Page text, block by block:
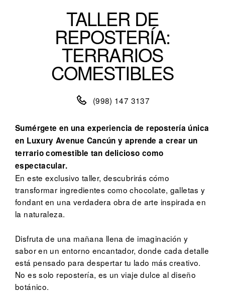
TALLER DE
REPOSTERÍA:
TERRARIOS
COMESTIBLES
(998) 147 3137
Sumérgete en una experiencia de repostería única
en Luxury Avenue Cancún y aprende a crear un
terrario comestible tan delicioso como
espectacular.
En este exclusivo taller, descubrirás cómo
transformar ingredientes como chocolate, galletas y
fondant en una verdadera obra de arte inspirada en
la naturaleza.
Disfruta de una mañana llena de imaginación y
sabor en un entorno encantador, donde cada detalle
está pensado para despertar tu lado más creativo.
No es solo repostería, es un viaje dulce al diseño
botánico.